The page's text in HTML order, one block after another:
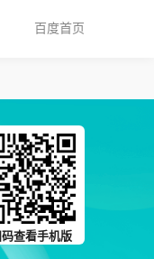
百度首页
查看手机版